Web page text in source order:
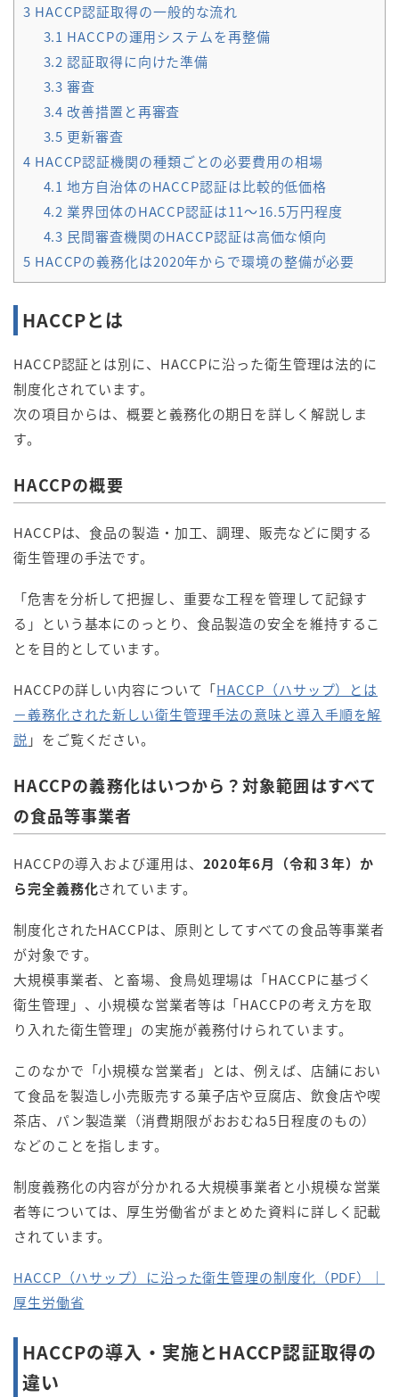
3 HACCP認証取得の一般的な流れ
3.1 HACCPの運用システムを再整備
3.2 認証取得に向けた準備
3.3 審査
3.4 改善措置と再審査
3.5 更新審査
4 HACCP認証機関の種類ごとの必要費用の相場
4.1 地方自治体のHACCP認証は比較的低価格
4.2 業界団体のHACCP認証は11～16.5万円程度
4.3 民間審査機関のHACCP認証は高価な傾向
5 HACCPの義務化は2020年からで環境の整備が必要
HACCPとは
HACCP認証とは別に、HACCPに沿った衛生管理は法的に
制度化されています。
次の項目からは、概要と義務化の期日を詳しく解説しま
す。
HACCPの概要
HACCPは、食品の製造・加工、調理、販売などに関する
衛生管理の手法です。
「危害を分析して把握し、重要な工程を管理して記録す
る」という基本にのっとり、食品製造の安全を維持するこ
とを目的としています。
HACCPの詳しい内容について「HACCP（ハサップ）とは
－義務化された新しい衛生管理手法の意味と導入手順を解
説 」をご覧ください。
HACCPの義務化はいつから？対象範囲はすべて
の食品等事業者
HACCPの導入および運用は、 2020年6月（令和３年）か
ら完全義務化されています。
制度化されたHACCPは、原則としてすべての食品等事業者
が対象です。
大規模事業者、と畜場、食鳥処理場は「HACCPに基づく
衛生管理」、小規模な営業者等は「HACCPの考え方を取
り入れた衛生管理」の実施が義務付けられています。
このなかで「小規模な営業者」とは、例えば、店舗におい
て食品を製造し小売販売する菓子店や豆腐店、飲食店や喫
茶店、パン製造業（消費期限がおおむね5日程度のもの）
などのことを指します。
制度義務化の内容が分かれる大規模事業者と小規模な営業
者等については、厚生労働省がまとめた資料に詳しく記載
されています。
HACCP（ハサップ）に沿った衛生管理の制度化（PDF）｜
厚生労働省
HACCPの導入・実施とHACCP認証取得の
違い